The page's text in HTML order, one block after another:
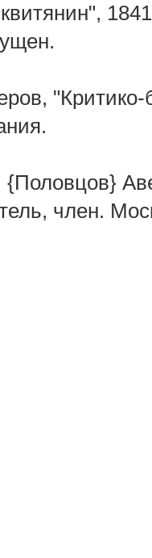
"Критико-
член.